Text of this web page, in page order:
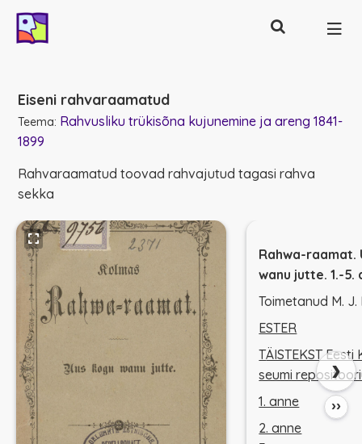
Otsing
Eiseni rahvaraamatud
Teema: Rahvusliku trükisõna kujunemine ja areng 1841-
1899
Rahvaraamatud toovad rahvajutud tagasi rahva
sekka
Rahwa-raamat.
wanu jutte. 1.-5.
Toimetanud M. J.
ESTER
TÄISTEKST
seumi
1. anne
2. anne
››
›